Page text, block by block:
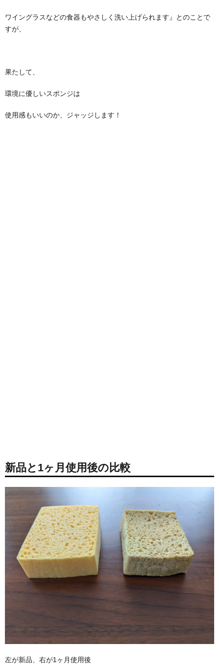
ワイングラスなどの食器もやさしく洗い上げられます』とのことで
すが、
果たして、
環境に優しいスポンジは
使用感もいいのか、ジャッジします！
新品と1ヶ月使用後の比較
左が新品、右が1ヶ月使用後